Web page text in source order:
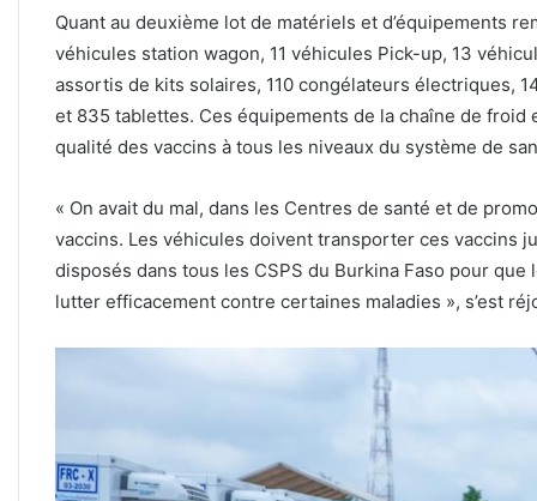
Quant au deuxième lot de matériels et d’équipements
véhicules station wagon, 11 véhicules Pick-up, 13
assortis de kits solaires, 110 congélateurs électriques,
et 835 tablettes. Ces équipements de la chaîne de
qualité des vaccins à tous les niveaux du système de
« On avait du mal, dans les Centres de santé et de
vaccins. Les véhicules doivent transporter ces vaccins
disposés dans tous les CSPS du Burkina Faso pour
lutter efficacement contre certaines maladies », s’est